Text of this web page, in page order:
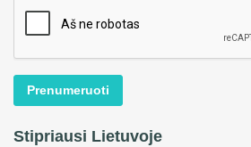
Prenumeruoti
Stipriausi Lietuvoje